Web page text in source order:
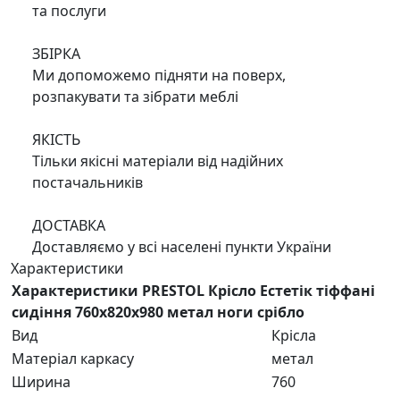
та послуги
ЗБІРКА
Ми допоможемо підняти на поверх,
розпакувати та зібрати меблі
ЯКІСТЬ
Тільки якісні матеріали від надійних
постачальників
ДОСТАВКА
Доставляємо у всі населені пункти України
Характеристики
Характеристики PRESTOL Крісло Естетік тіффані
сидіння 760x820x980 метал ноги срібло
Вид
Крісла
Матеріал каркасу
метал
Ширина
760